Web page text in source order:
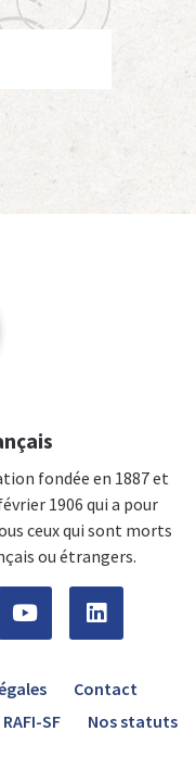
fondée en 1887 et
1906 qui a pour
ceux qui sont morts
ou étrangers.
Contact
RAFI-SF Nos statuts